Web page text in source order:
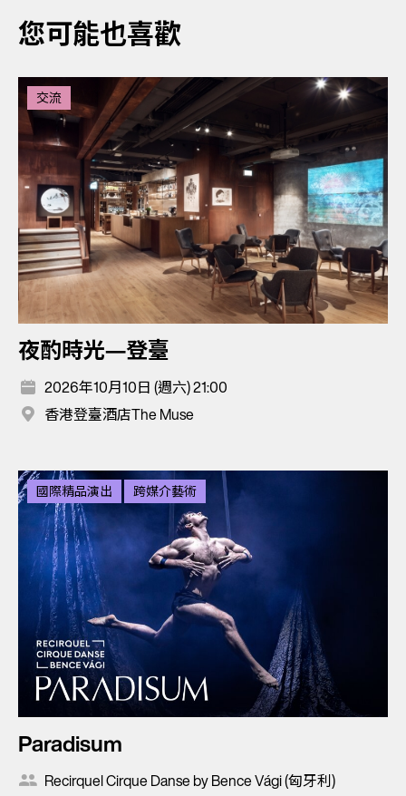
您可能也喜歡
交流
夜酌時光—登臺
2026年10月10日 (週六) 21:00
香港登臺酒店The Muse
國際精品演出 跨媒介藝術
Paradisum
Recirquel Cirque Danse by Bence Vági (匈牙利)